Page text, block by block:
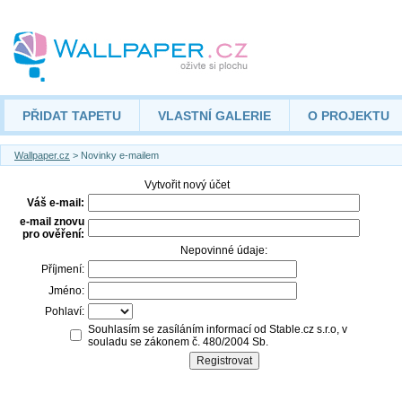
PŘIDAT TAPETU VLASTNÍ GALERIE O PROJEKTU
Wallpaper.cz > Novinky e-mailem